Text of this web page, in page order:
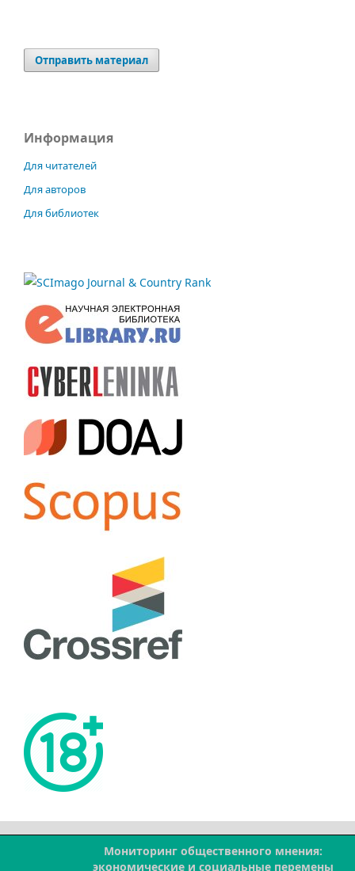
Отправить материал
Информация
Для читателей
Для авторов
Для библиотек
Мониторинг общественного мнения:
экономические и социальные перемены